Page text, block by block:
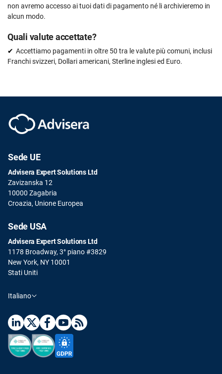
non avremo accesso ai tuoi dati di pagamento né li archivieremo in
alcun modo.
Quali valute accettate?
Accettiamo pagamenti in oltre 50 tra le valute più comuni, inclusi
Franchi svizzeri, Dollari americani, Sterline inglesi ed Euro.
Sede UE
Advisera Expert Solutions Ltd
Zavizanska 12
10000 Zagabria
Croazia, Unione Europea
Sede USA
Advisera Expert Solutions Ltd
1178 Broadway, 3° piano #3829
New York, NY 10001
Stati Uniti
Italiano